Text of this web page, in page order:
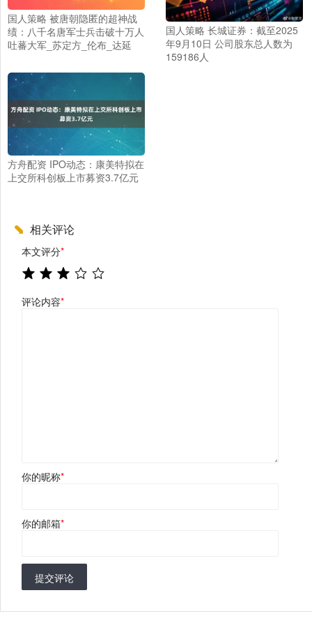
国人策略 被唐朝隐匿的超神战
绩：八千名唐军士兵击破十万人
吐蕃大军_苏定方_伦布_达延
国人策略 长城证券：截至2025
年9月10日 公司股东总人数为
159186人
方舟配资 IPO动态：康美特拟在
上交所科创板上市募资3.7亿元
相关评论
本文评分*
评论内容*
你的昵称*
你的邮箱*
提交评论